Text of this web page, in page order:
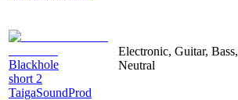
Blackhole
short 2
TaigaSoundProd
Electronic, Guitar, Bass,
Neutral